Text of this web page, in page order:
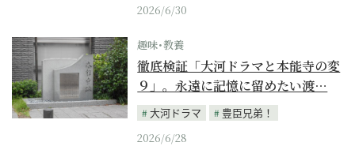
2026/6/30
趣味･教養
徹底検証「大河ドラマと本能寺の変
９」。永遠に記憶に留めたい渡…
大河ドラマ
豊臣兄弟！
2026/6/28